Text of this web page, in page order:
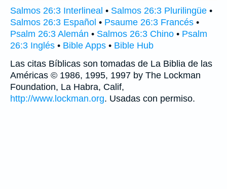
Salmos 26:3 Interlineal • Salmos 26:3 Plurilingüe •
Salmos 26:3 Español • Psaume 26:3 Francés •
Psalm 26:3 Alemán • Salmos 26:3 Chino • Psalm
26:3 Inglés • Bible Apps • Bible Hub
Las citas Bíblicas son tomadas de La Biblia de las
Américas © 1986, 1995, 1997 by The Lockman
Foundation, La Habra, Calif,
http://www.lockman.org. Usadas con permiso.